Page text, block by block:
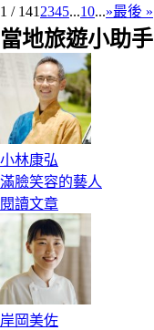
1 / 141 2345...10...»最後 »
當地旅遊小助手
小林康弘
滿臉笑容的藝人
閱讀文章
岸岡美佐